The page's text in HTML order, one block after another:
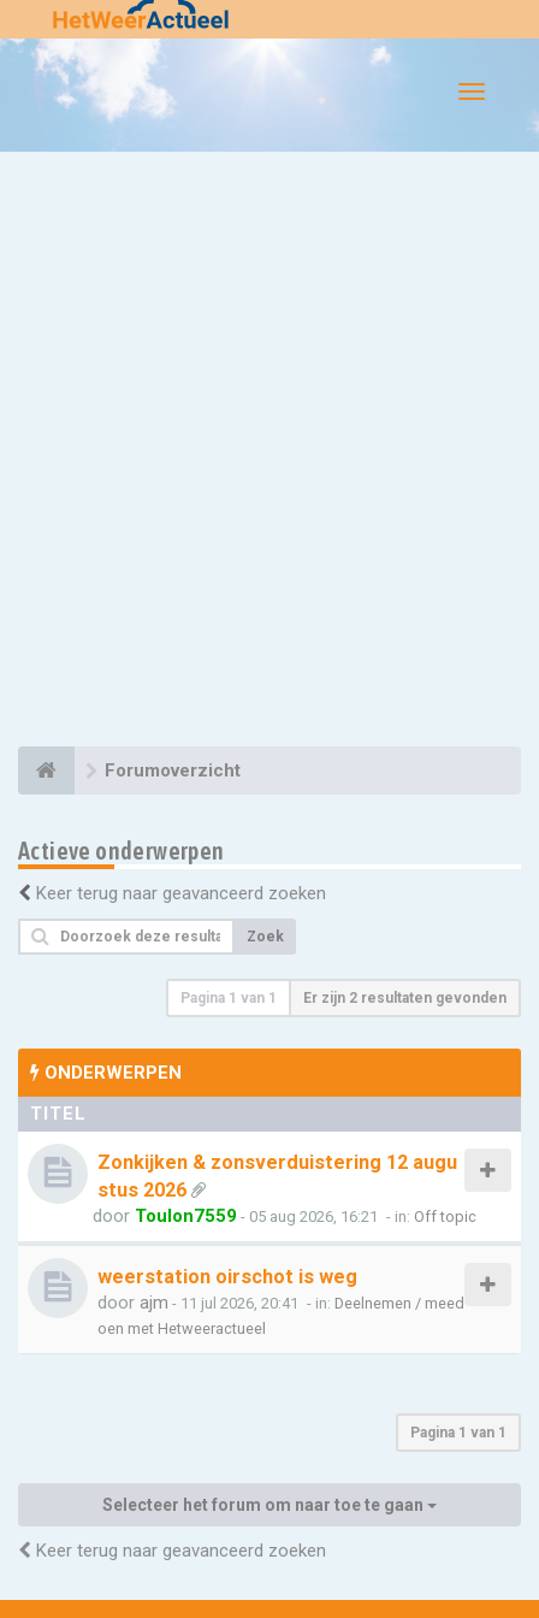
Flip-
Forumoverzicht
Actieve onderwerpen
Keer terug naar geavanceerd zoeken
Zoek
Pagina 1 van 1 Er zijn 2 resultaten gevonden
ONDERWERPEN
TITEL
Zonkijken & zonsverduistering 12 augu
stus 2026
door Toulon7559 - 05 aug 2026, 16:21 - in: Off topic
weerstation oirschot is weg
door ajm - 11 jul 2026, 20:41 - in: Deelnemen / meed
oen met Hetweeractueel
Pagina 1 van 1
Selecteer het forum om naar toe te gaan
Keer terug naar geavanceerd zoeken